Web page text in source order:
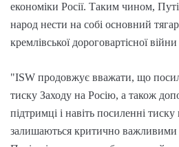
економіки Росії. Таким чином,
народ нести на собі основний тягар
кремлівської дороговартісної
"ISW продовжує вважати, що
тиску Заходу на Росію, а також
підтримці і навіть посиленні
залишаються критично важливими